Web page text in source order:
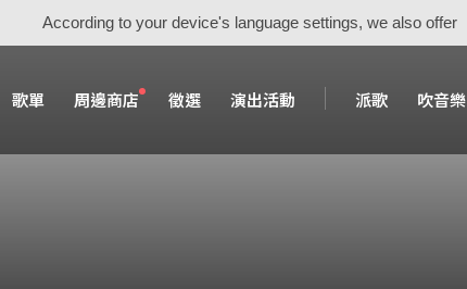
According to your device's language settings, we also offer
歌單 周邊商店 徵選 演出活動 派歌 吹音樂